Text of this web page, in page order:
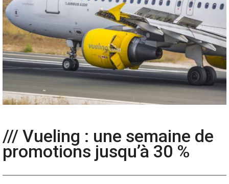
/// Vueling : une semaine de
promotions jusqu’à 30 %